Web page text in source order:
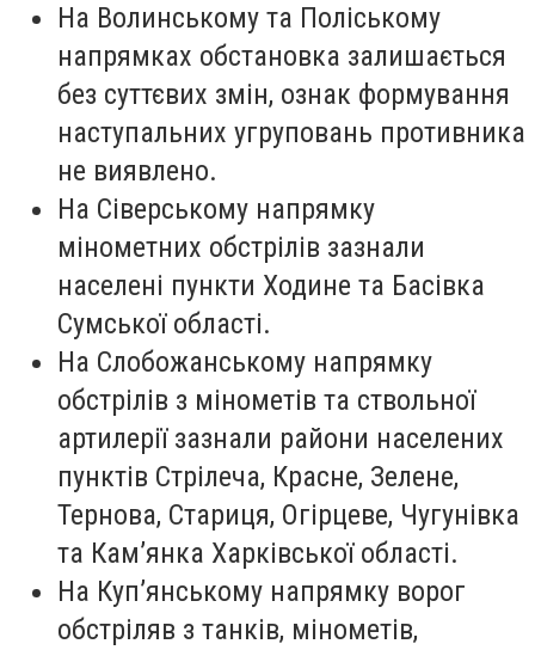
На Волинському та Поліському
напрямках обстановка залишається
без суттєвих змін, ознак формування
наступальних угруповань противника
не виявлено.
На Сіверському напрямку
мінометних обстрілів зазнали
населені пункти Ходине та Басівка
Сумської області.
На Слобожанському напрямку
обстрілів з мінометів та ствольної
артилерії зазнали райони населених
пунктів Стрілеча, Красне, Зелене,
Тернова, Стариця, Огірцеве, Чугунівка
та Кам’янка Харківської області.
На Куп’янському напрямку ворог
обстріляв з танків, мінометів,